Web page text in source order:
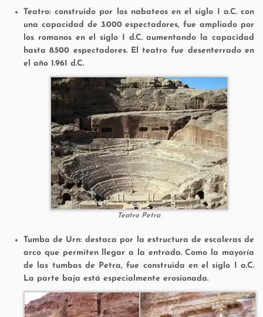
Teatro: construido por los nabateos en el siglo I a.C. con
una capacidad de 3.000 espectadores, fue ampliado por
los romanos en el siglo I d.C. aumentando la capacidad
hasta 8.500 espectadores. El teatro fue desenterrado en
el año 1.961 d.C.
Teatro Petra
Tumba de Urn: destaca por la estructura de escaleras de
arco que permiten llegar a la entrada. Como la mayoría
de las tumbas de Petra, fue construida en el siglo I a.C.
La parte baja está especialmente erosionada.